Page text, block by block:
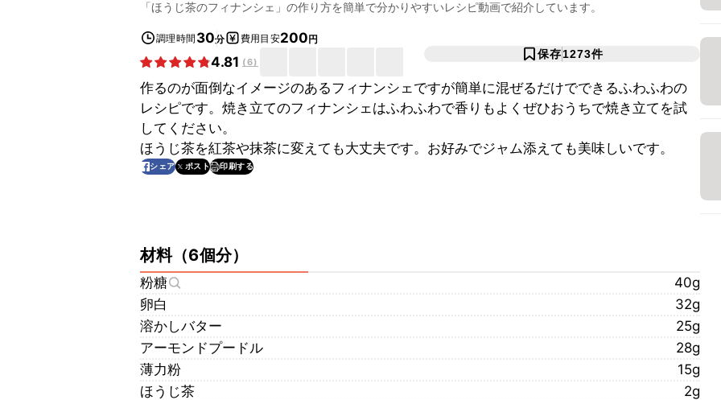
「ほうじ茶のフィナンシェ 」の作り方を簡単で分かりやすいレシピ動画で紹介しています。
調理時間 30分 費用目安200円
4.81 (6)
保存1273件
作るのが面倒なイメージのあるフィナンシェですが簡単に混ぜるだけでできるふわふわの
レシピです。焼き立てのフィナンシェはふわふわで香りもよくぜひおうちで焼き立てを試
してください。
ほうじ茶を紅茶や抹茶に変えても大丈夫です。お好みでジャム添えても美味しいです。
シェア ポスト 印刷する
材料（6個分）
粉糖
40g
卵白
32g
溶かしバター
25g
アーモンドプードル
28g
薄力粉
15g
ほうじ茶
2g